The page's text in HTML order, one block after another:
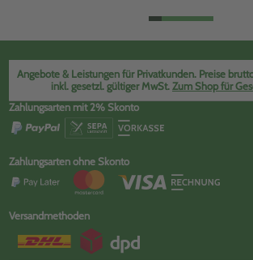
Angebote & Leistungen für Privatkunden. Preise
inkl. gesetzl. gültiger MwSt. Zum Shop für
Zahlungsarten mit 2% Skonto
Zahlungsarten ohne Skonto
Versandmethoden